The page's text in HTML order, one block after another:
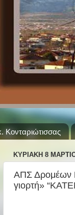
Κονταριώτισσας
ΚΥΡΙΑΚΉ 8
ΑΠΣ Δρομέων
γιορτή»